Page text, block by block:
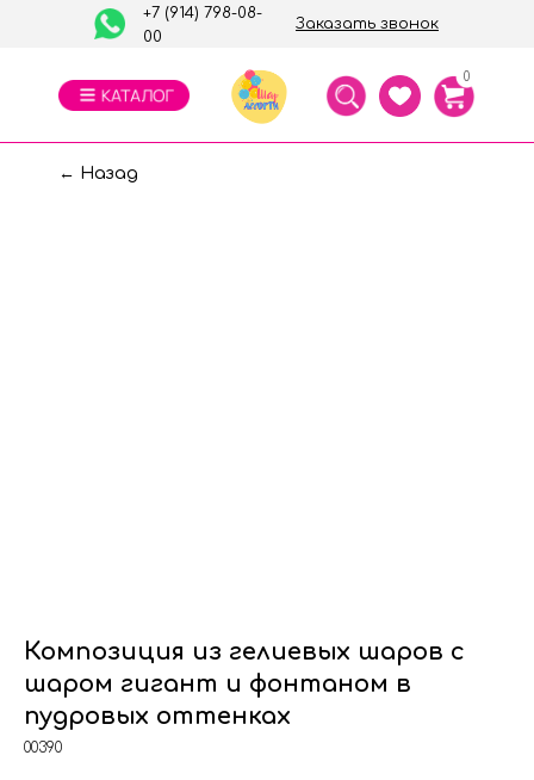
Заказать звонок
+7 (914) 798-08-
00
0
← Назад
Композиция из гелиевых шаров с
шаром гигант и фонтаном в
пудровых оттенках
00390